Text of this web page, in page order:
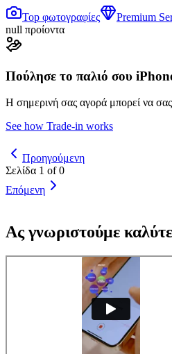
Top φωτογραφίες Premium
null προίοντα
Πούλησε το παλιό σου
Η σημερινή σας αγορά μπορεί να
See how Trade-in works
Προηγούμενη
Σελίδα 1 of 0
Επόμενη
Ας γνωριστούμε